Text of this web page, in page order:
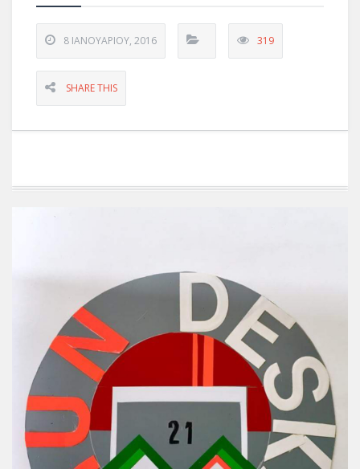
8 ΙΑΝΟΥΑΡΊΟΥ, 2016 319
SHARE THIS